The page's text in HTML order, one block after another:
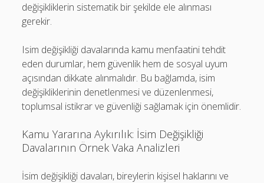
değişikliklerin sistematik bir şekilde ele alınması
gerekir.
Isim değişikliği davalarında kamu menfaatini tehdit
eden durumlar, hem güvenlik hem de sosyal uyum
açısından dikkate alınmalıdır. Bu bağlamda, isim
değişikliklerinin denetlenmesi ve düzenlenmesi,
toplumsal istikrar ve güvenliği sağlamak için önemlidir.
Kamu Yararına Aykırılık: İsim Değişikliği
Davalarının Örnek Vaka Analizleri
İsim değişikliği davaları, bireylerin kişisel haklarını ve